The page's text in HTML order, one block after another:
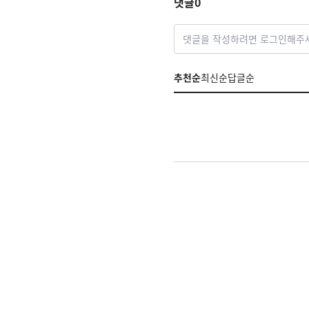
댓글을 작성하려면 로그인해주
추천순최신순답글순